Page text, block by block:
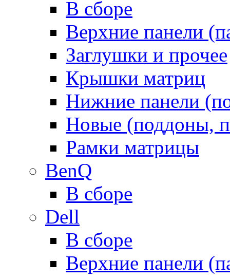
В сборе
Верхние панели
Заглушки и прочее
Крышки матриц
Нижние панели
Новые (поддоны,
Рамки матрицы
BenQ
В сборе
Dell
В сборе
Верхние панели